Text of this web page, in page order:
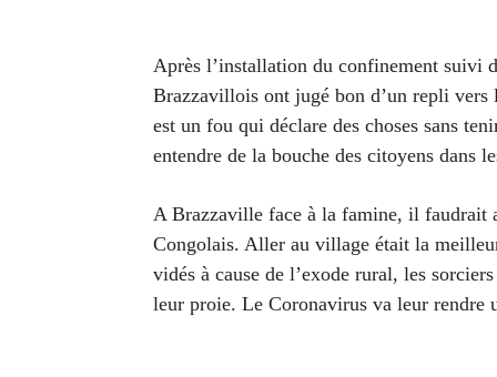
Après l’installation du confinement suivi
Brazzavillois ont jugé bon d’un repli vers
est un fou qui déclare des choses sans
entendre de la bouche des citoyens dans
A Brazzaville face à la famine, il faudrait
Congolais. Aller au village était la
vidés à cause de l’exode rural, les
leur proie. Le Coronavirus va leur rendre